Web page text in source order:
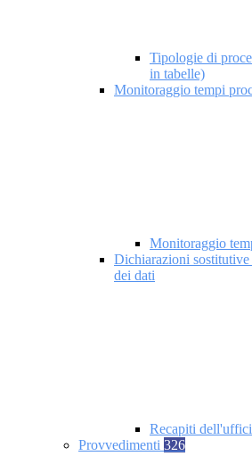
Tipologie di
in tabelle)
Monitoraggio tempi
Monitoraggio
Dichiarazioni
dei dati
Recapiti
Provvedimenti 326